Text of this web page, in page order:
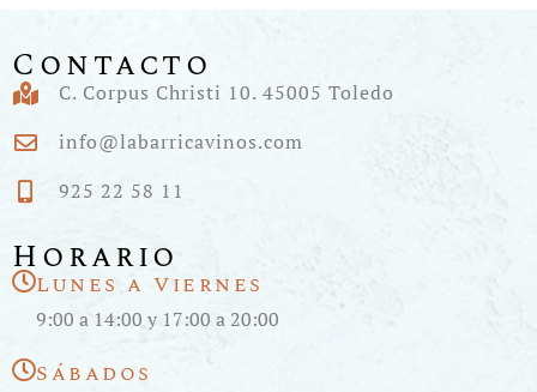
Contacto
C. Corpus Christi 10. 45005 Toledo
info@labarricavinos.com
925 22 58 11
Horario
Lunes a Viernes
9:00 a 14:00 y 17:00 a 20:00
Sábados